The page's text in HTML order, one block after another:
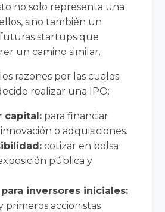
no solo representa una
sino también un
startups que
un camino similar.
razones por las cuales
realizar una IPO:
capital: para financiar
o adquisiciones.
cotizar en bolsa
pública y
inversores iniciales:
primeros accionistas